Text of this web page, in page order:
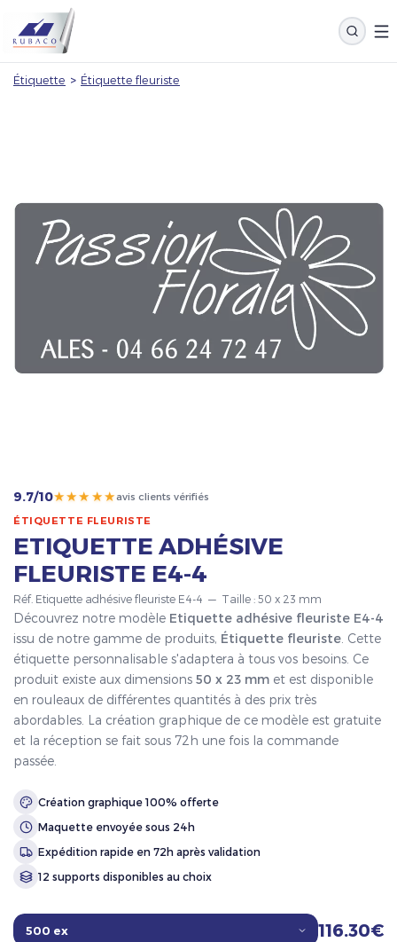
Étiquette > Étiquette fleuriste
9.7/10★★★★★avis clients vérifiés
ÉTIQUETTE FLEURISTE
ETIQUETTE ADHÉSIVE
FLEURISTE E4-4
Réf. Etiquette adhésive fleuriste E4-4 — Taille : 50 x 23 mm
Découvrez notre modèle Etiquette adhésive fleuriste E4-4
issu de notre gamme de produits, Étiquette fleuriste . Cette
étiquette personnalisable s'adaptera à tous vos besoins. Ce
produit existe aux dimensions 50 x 23 mm et est disponible
en rouleaux de différentes quantités à des prix très
abordables. La création graphique de ce modèle est gratuite
et la réception se fait sous 72h une fois la commande
passée.
Création graphique 100% offerte
Maquette envoyée sous 24h
Expédition rapide en 72h après validation
12 supports disponibles au choix
116.30€